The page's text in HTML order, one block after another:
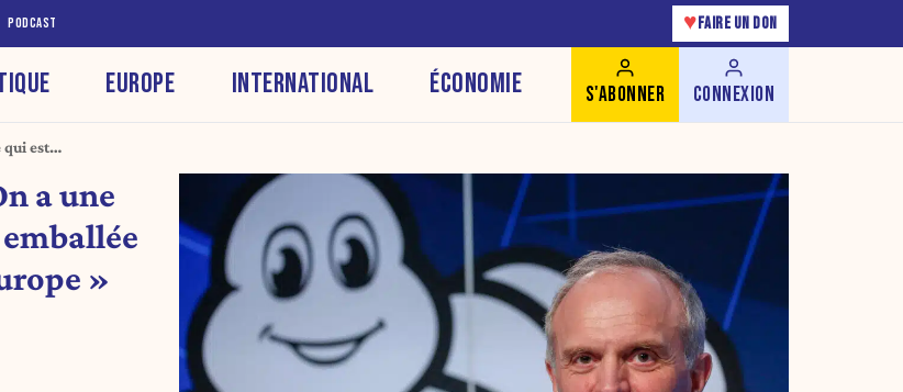
PODCAST ♥ FAIRE UN DON
EUROPE INTERNATIONAL ÉCONOMIE S'ABONNER CONNEXION
qui est
a une
»